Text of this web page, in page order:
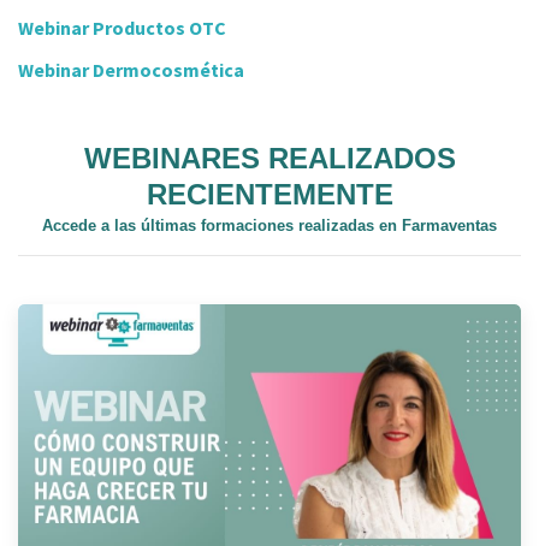
Webinar Productos OTC
Webinar Dermocosmética
WEBINARES REALIZADOS
RECIENTEMENTE
Accede a las últimas formaciones realizadas en Farmaventas